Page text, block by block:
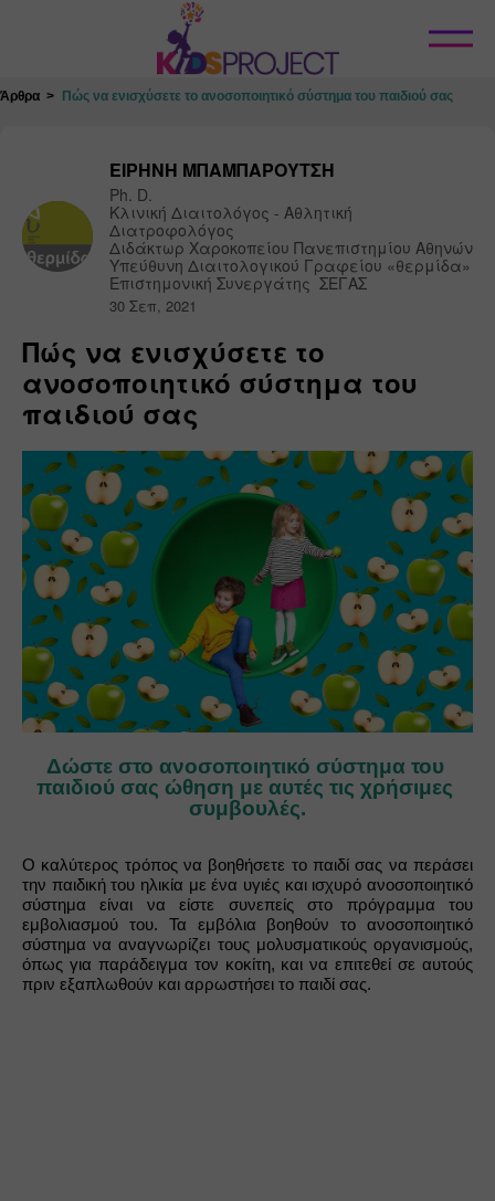
Κλείσιμο
Άρθρα Πώς να ενισχύσετε το ανοσοποιητικό σύστημα του παιδιού σας
ΕΙΡΗΝΗ ΜΠΑΜΠΑΡΟΥΤΣΗ
Ph. D.
Κλινική Διαιτολόγος - Αθλητική
Διατροφολόγος
Διδάκτωρ Χαροκοπείου Πανεπιστημίου Αθηνών
Υπεύθυνη Διαιτολογικού Γραφείου «θερμίδα»
Επιστημονική Συνεργάτης  ΣΕΓΑΣ
30 Σεπ, 2021
Πώς να ενισχύσετε το
ανοσοποιητικό σύστημα του
παιδιού σας
Δώστε στο ανοσοποιητικό σύστημα του
παιδιού σας ώθηση με αυτές τις χρήσιμες
συμβουλές.
Ο καλύτερος τρόπος να βοηθήσετε το παιδί σας να περάσει
την παιδική του ηλικία με ένα υγιές και ισχυρό ανοσοποιητικό
σύστημα είναι να είστε συνεπείς στο πρόγραμμα του
εμβολιασμού του. Τα εμβόλια βοηθούν το ανοσοποιητικό
σύστημα να αναγνωρίζει τους μολυσματικούς οργανισμούς,
όπως για παράδειγμα τον κοκίτη, και να επιτεθεί σε αυτούς
πριν εξαπλωθούν και αρρωστήσει το παιδί σας.